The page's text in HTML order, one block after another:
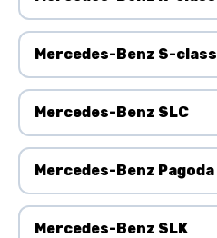
Mercedes-Benz S-class
Mercedes-Benz SLC
Mercedes-Benz Pagoda
Mercedes-Benz SLK